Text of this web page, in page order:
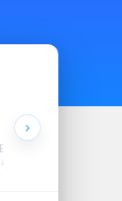
Ecologia e
ambiente